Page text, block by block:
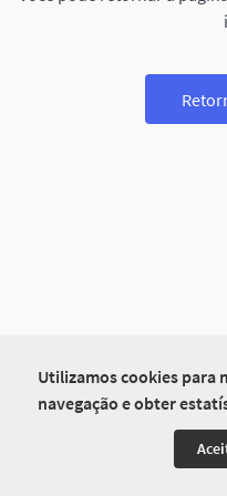
Utilizamos cookies para
navegação e obter